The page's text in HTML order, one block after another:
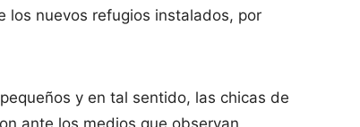
los nuevos refugios instalados, por
y en tal sentido, las chicas de